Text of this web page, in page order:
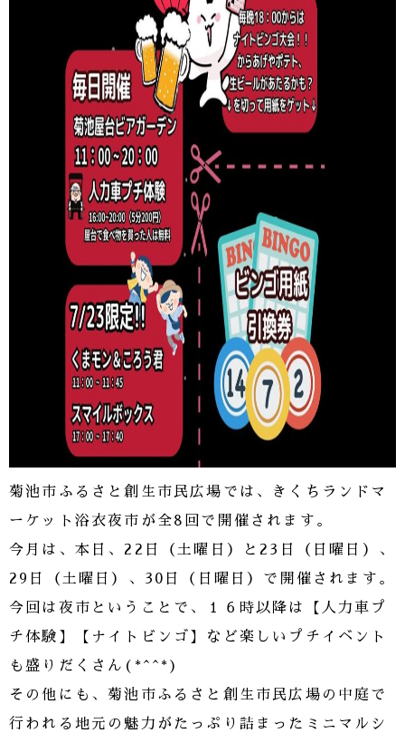
菊池市ふるさと創生市民広場では、きくちランドマ
ーケット浴衣夜市が全8回で開催されます。
今月は、本日、22日（土曜日）と23日（日曜日）、
29日（土曜日）、30日（日曜日）で開催されます。
今回は夜市ということで、１６時以降は【人力車プ
チ体験】【ナイトビンゴ】など楽しいプチイベント
も盛りだくさん(*^^*)
その他にも、菊池市ふるさと創生市民広場の中庭で
行われる地元の魅力がたっぷり詰まったミニマルシ